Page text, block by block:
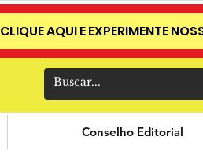
CLIQUE AQUI E EXPERIMENTE
Conselho Editorial